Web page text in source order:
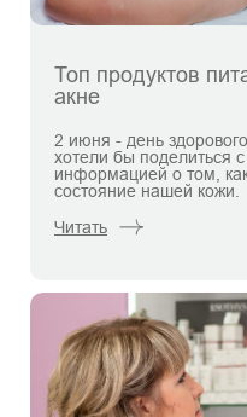
Топ продуктов
акне
2 июня - день
хотели бы поделиться
информацией о том,
состояние нашей кожи.
Читать